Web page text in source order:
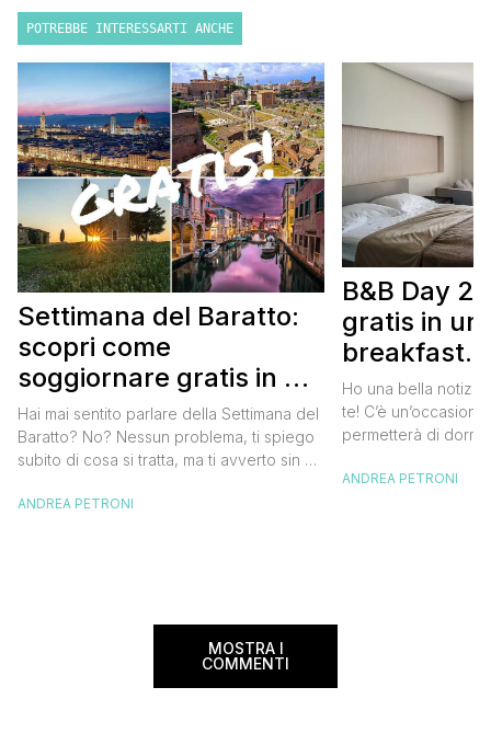
POTREBBE INTERESSARTI ANCHE
Settimana del Baratto:
scopri come
soggiornare gratis in un
bed and breakfast
Hai mai sentito parlare della Settimana del
Baratto? No? Nessun problema, ti spiego
subito di cosa si tratta, ma ti avverto sin da
tantissimo perché ti permetterà di
ANDREA PETRONI
B&B Day
gratis in un
breakfast.
gratis
Ho una bella
te! C’è
permetterà di
meravigliosi del
ANDREA PETRONI
MOSTRA I
COMMENTI